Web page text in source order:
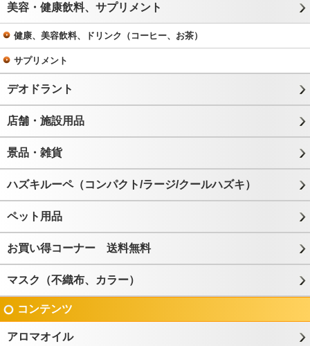
美容・健康飲料、サプリメント
健康、美容飲料、ドリンク（コーヒー、お茶）
サプリメント
デオドラント
店舗・施設用品
景品・雑貨
ハズキルーペ（コンパクト/ラージ/クールハズキ）
ペット用品
お買い得コーナー 送料無料
マスク（不織布、カラー）
コンテンツ
アロマオイル